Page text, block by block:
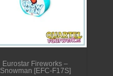
Eurostar Fireworks –
Snowman [EFC-F17S]